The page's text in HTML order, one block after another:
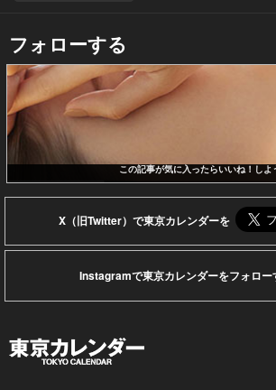
フォローする
この記事が気に入ったらいいね！しよ
X（旧Twitter）で東京カレンダーを
Instagramで東京カレンダーをフォロー